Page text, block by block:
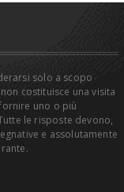
solo a scopo
costituisce una visita
uno o più
le risposte devono,
e assolutamente